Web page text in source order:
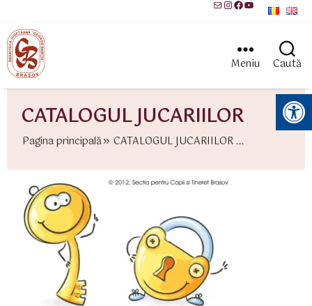
MailInstagram
Facebook
YouTube
Meniu Caută
Instrumente pentru accesibilitate
CATALOGUL JUCARIILOR
Pagina principală CATALOGUL JUCARIILOR ...